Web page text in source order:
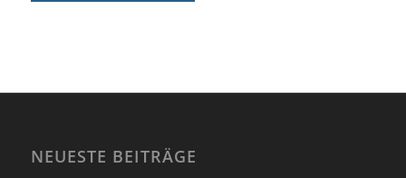
NEUESTE BEITRÄGE